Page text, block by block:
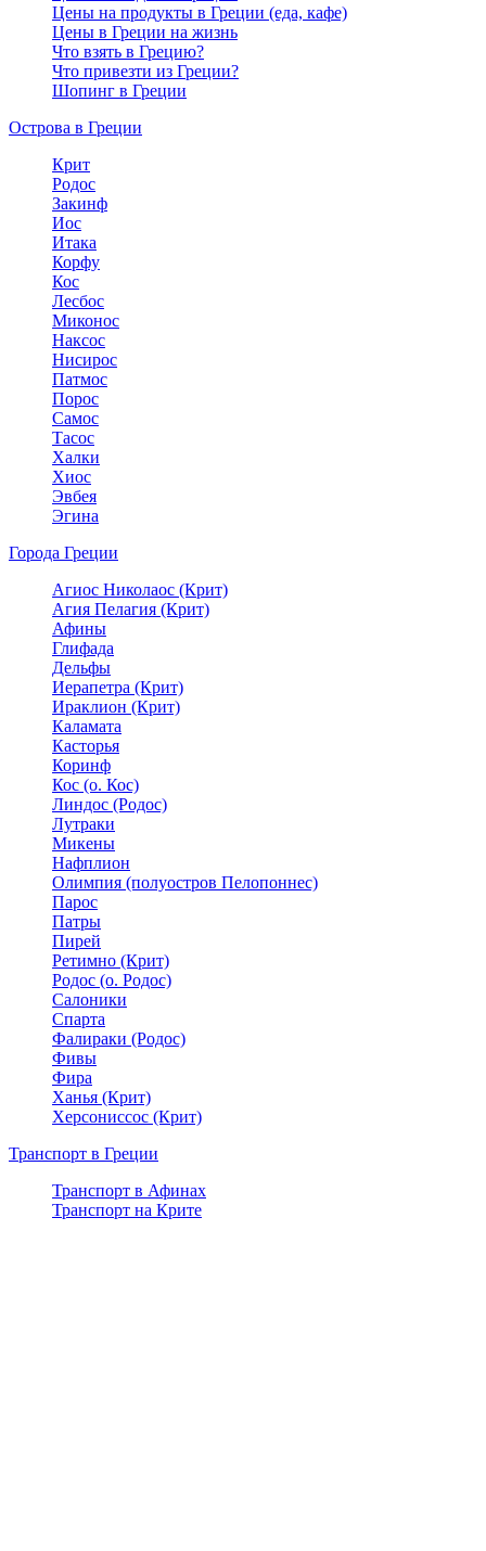
Цены на продукты в Греции (еда, кафе)
Цены в Греции на жизнь
Что взять в Грецию?
Что привезти из Греции?
Шопинг в Греции
Острова в Греции
Крит
Родос
Закинф
Иос
Итака
Корфу
Кос
Лесбос
Миконос
Наксос
Нисирос
Патмос
Порос
Самос
Тасос
Халки
Хиос
Эвбея
Эгина
Города Греции
Агиос Николаос (Крит)
Агия Пелагия (Крит)
Афины
Глифада
Дельфы
Иерапетра (Крит)
Ираклион (Крит)
Каламата
Касторья
Коринф
Кос (о. Кос)
Линдос (Родос)
Лутраки
Микены
Нафплион
Олимпия (полуостров Пелопоннес)
Парос
Патры
Пирей
Ретимно (Крит)
Родос (о. Родос)
Салоники
Спарта
Фалираки (Родос)
Фивы
Фира
Ханья (Крит)
Херсониссос (Крит)
Транспорт в Греции
Транспорт в Афинах
Транспорт на Крите